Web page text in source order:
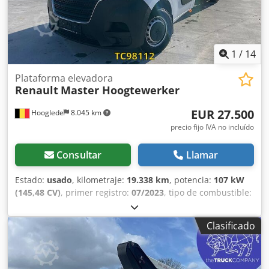
1 / 14
Hooglede 8.045 km
Plataforma elevadora
Renault Master Hoogtewerker
EUR 27.500
precio fijo IVA no incluído
Consultar Llamar
Estado: usado, kilometraje: 19.338 km, potencia: 107 kW
(145,48 CV), primer registro: 07/2023, tipo de combustible:
, tamaño del neumático:
de ejes:4x2, combustible:diésel, frenos:freno motor,
, tipo de engranaje: mecánico, número de
marchas:
, clase de emisión:Euro 6
, amortiguación:
acero , Año de fabricación:2023, Equipamiento:ABS,
Clasificado